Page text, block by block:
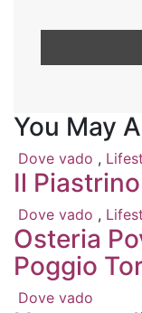
You May
Dove vado ,
Il
Dove vado ,
Osteria
Poggio
Dove vado